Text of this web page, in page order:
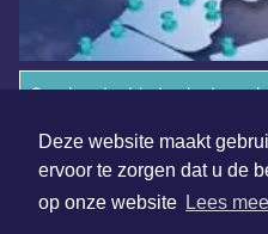
Deze website maakt
ervoor te zorgen dat u de
op onze website Lees
Overige dagbladen in de
Algemene voorwaarden
Disclaimer